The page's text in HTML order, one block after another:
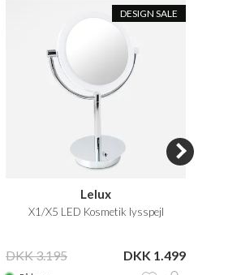
DESIGN SALE
Lelux
X1/X5 LED Kosmetik lysspejl
DKK 3.195 DKK 1.499